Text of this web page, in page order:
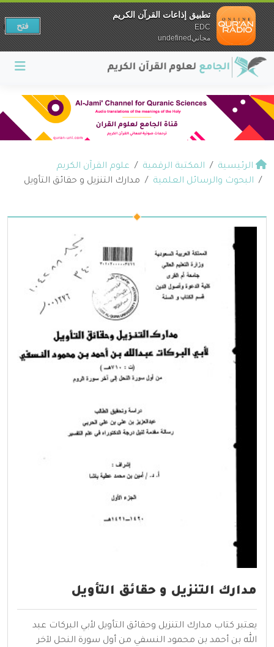
الرئيسية المكتبة الرقمية
علوم القرآن الكريم
البحوث والرسائل العلمية
مدارك التنزيل و حقائق التأويل
مدارك التنزيل و حقائق التأويل
يعتبر كتاب مدارك التنزيل وحقائق التأويل لأبي البركات عبد
الله بن أحمد بن محمود النسفي من أول سورة النحل لآخر
تطبيق إذاعات القرآن الكريم
EDC
مجانيundefined
فتح